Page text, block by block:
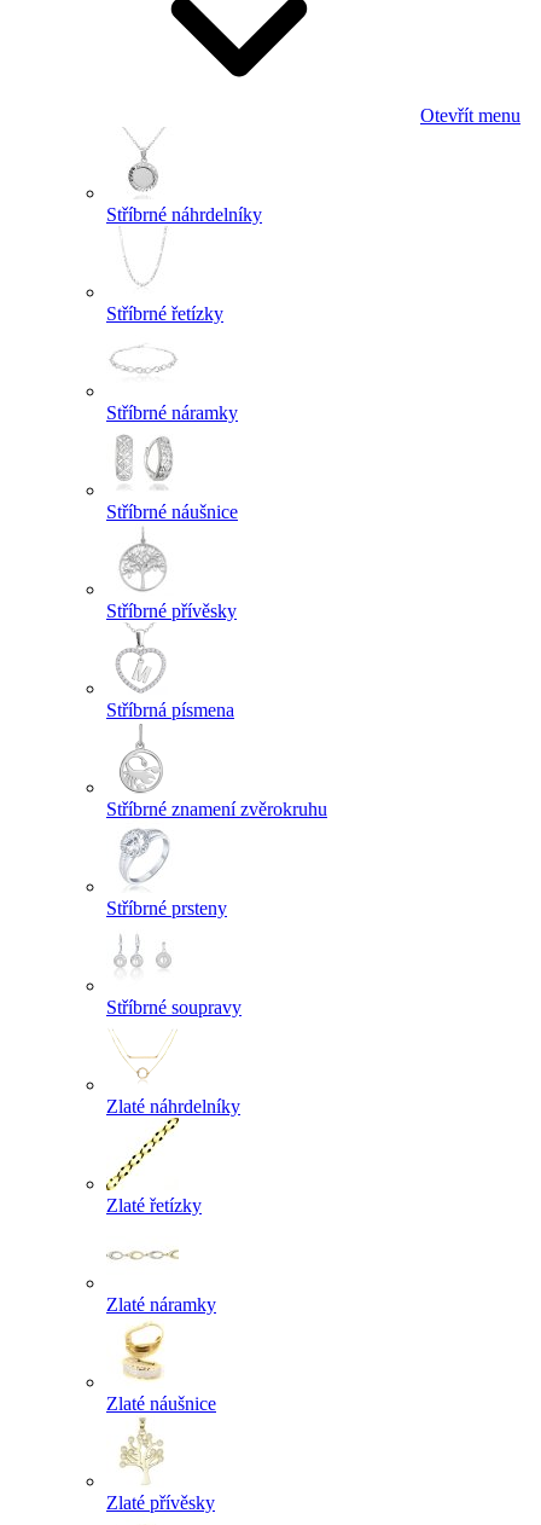
Otevřít menu
Stříbrné náhrdelníky
Stříbrné řetízky
Stříbrné náramky
Stříbrné náušnice
Stříbrné přívěsky
Stříbrná písmena
Stříbrné znamení zvěrokruhu
Stříbrné prsteny
Stříbrné soupravy
Zlaté náhrdelníky
Zlaté řetízky
Zlaté náramky
Zlaté náušnice
Zlaté přívěsky